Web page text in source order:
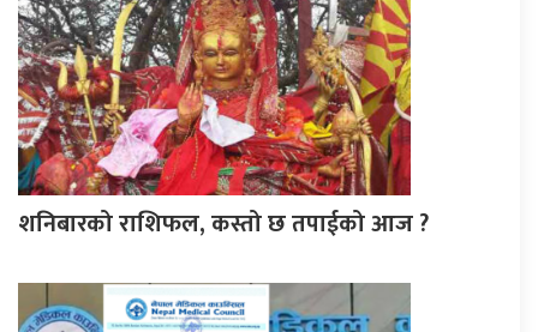
शनिबारको राशिफल, कस्तो छ तपाईको आज ?